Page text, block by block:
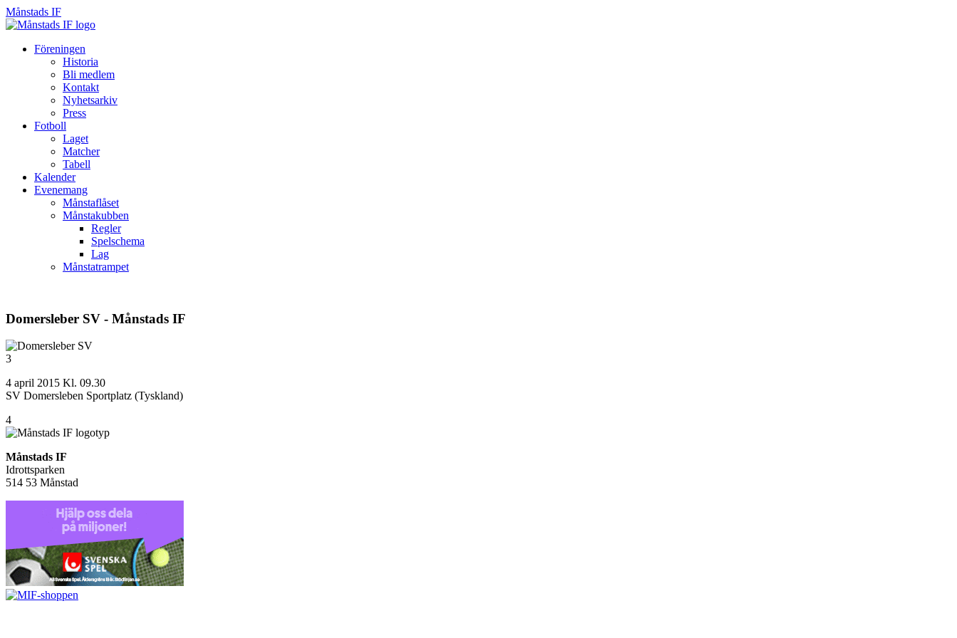
Månstads IF
Månstads
HoppaFöreningen
Historia
Bli medlem
Kontakt
Nyhetsarkiv
Press
Fotboll
Laget
Matcher
Tabell
Kalender
Evenemang
Månstaflåset
Månstakubben
Regler
Spelschema
Lag
Månstatrampet
Domersleber SV - Månstads IF
3
4 april 2015 Kl. 09.30
SV Domersleben Sportplatz (Tyskland)
4
Månstads IF
Idrottsparken
514 53 Månstad